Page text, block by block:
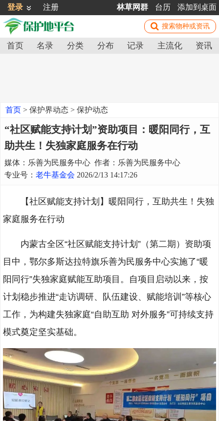
登录 注册 林草网群 台历 添加到桌面
首页 名录 分类 分布 记录 主流化 资讯
首页 > 保护界动态 > 保护动态
“社区赋能支持计划”资助项目：暖阳同行，互
助共生！失独家庭服务在行动
媒体：乐善为民服务中心 作者：乐善为民服务中心
专业号： 老牛基金会 2026/2/13 14:17:26
【社区赋能支持计划】暖阳同行，互助共生！失独
家庭服务在行动
内蒙古全区“社区赋能支持计划”（第二期）资助项
目中，鄂尔多斯达拉特旗乐善为民服务中心实施了“暖
阳同行”失独家庭赋能互助项目。自项目启动以来，按
计划稳步推进“走访调研、队伍建设、赋能培训”等核心
工作，为构建失独家庭“自助互助 对外服务”可持续支持
模式奠定坚实基础。